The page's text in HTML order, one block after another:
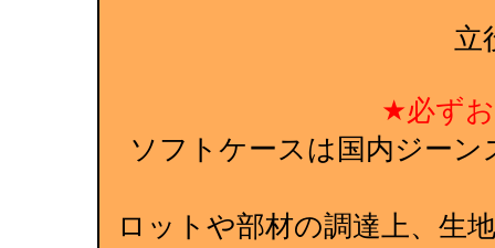
立
★必ず
ソフトケースは国内ジー
ロットや部材の調達上、生